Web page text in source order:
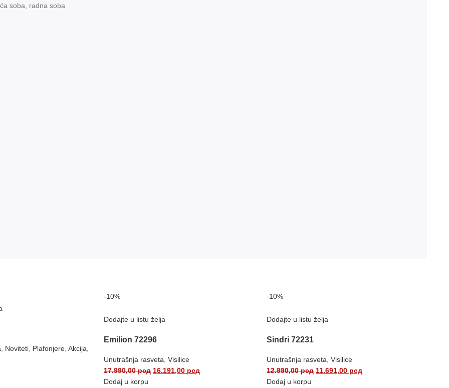
soba, radna soba
, Noviteti, Plafonjere, Akcija,
-10%
Dodajte u listu želja
Emilion 72296
Unutrašnja rasveta, Visilice
17.990,00рсд 16.191,00 рсд
Dodaj u korpu
-10%
Dodajte u listu želja
Sindri 72231
Unutrašnja rasveta, Visilice
12.990,00рсд 11.691,00 рсд
Dodaj u korpu